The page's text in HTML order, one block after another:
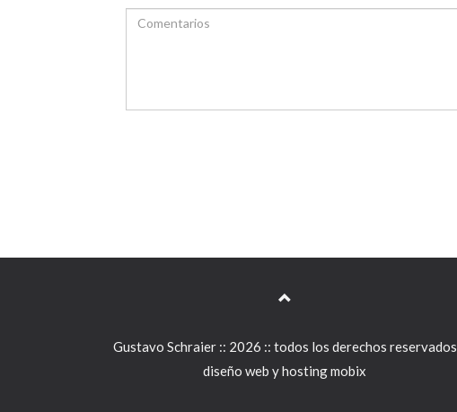
Gustavo Schraier :: 2026 :: todos los derechos reservados
diseño web y hosting mobix